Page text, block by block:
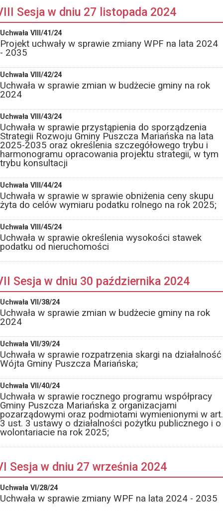
Sesja w dniu 27 listopada 2024
Uchwała VIII/41/24
Projekt uchwały w sprawie zmiany WPF na lata 2024
- 2035
Uchwała VIII/42/24
Uchwała w sprawie zmian w budżecie gminy na rok
2024
Uchwała VIII/43/24
Uchwała w sprawie przystąpienia do sporządzenia
Strategii Rozwoju Gminy Puszcza Mariańska na lata
2025-2035 oraz określenia szczegółowego trybu i
harmonogramu opracowania projektu strategii, w tym
trybu konsultacji
Uchwała VIII/44/24
Uchwała w sprawie w sprawie obniżenia ceny skupu
żyta do celów wymiaru podatku rolnego na rok 2025;
Uchwała VIII/45/24
Uchwała w sprawie określenia wysokości stawek
podatku od nieruchomości
Sesja w dniu 30 października 2024
Uchwała VII/38/24
Uchwała w sprawie zmian w budżecie gminy na rok
2024
Uchwała VII/39/24
Uchwała w sprawie rozpatrzenia skargi na działalność
Wójta Gminy Puszcza Mariańska;
Uchwała VII/40/24
Uchwała w sprawie rocznego programu współpracy
Gminy Puszcza Mariańska z organizacjami
pozarządowymi oraz podmiotami wymienionymi w art.
3 ust. 3 ustawy o działalności pożytku publicznego i o
wolontariacie na rok 2025;
Sesja w dniu 27 września 2024
Uchwała VI/28/24
Uchwała w sprawie zmiany WPF na lata 2024 - 2035